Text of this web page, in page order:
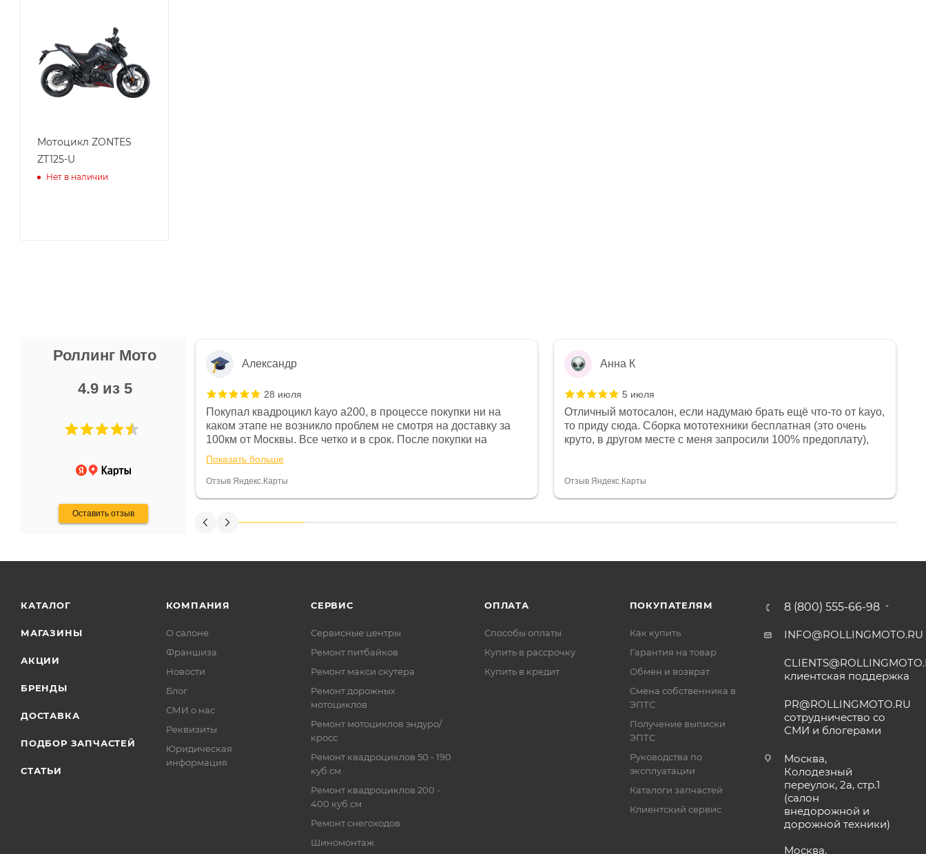
Мотоцикл ZONTES
ZT125-U
Нет в наличии
Роллинг Мото
4.9 из 5
Оставить отзыв
Не понравились условия
и дают только на год)
Александр
28 июля
Покупал квадроцикл kayo a200, в процессе покупки ни на
каком этапе не возникло проблем не смотря на доставку за
100км от Москвы. Все четко и в срок. После покупки на
спидометре всегда был 0, при этом представители магазина
постоянно были на связи и в итоге проблема была решена.
Считаю, что это говорит о небезразличии к клиенту после
Показать больше
Отзыв Яндекс.Карты
Анна К
5 июля
Отличный мотосалон, если надумаю брать ещё что-то от kayo,
то приду сюда. Сборка мототехники бесплатная (это очень
круто, в другом месте с меня запросили 100% предоплату),
спасибо отдельное, всегда на связи, очень детально всё
Отзыв Яндекс.Карты
КАТАЛОГ
МАГАЗИНЫ
АКЦИИ
БРЕНДЫ
ДОСТАВКА
ПОДБОР ЗАПЧАСТЕЙ
СТАТЬИ
КОМПАНИЯ
О салоне
Франшиза
Новости
Блог
СМИ о нас
Реквизиты
Юридическая
информация
СЕРВИС
Сервисные центры
Ремонт питбайков
Ремонт макси скутера
Ремонт дорожных
мотоциклов
Ремонт мотоциклов эндуро/
кросс
Ремонт квадроциклов 50 - 190
куб.см
Ремонт квадроциклов 200 -
400 куб.см
Ремонт снегоходов
Шиномонтаж
ОПЛАТА
Способы оплаты
Купить в рассрочку
Купить в кредит
ПОКУПАТЕЛЯМ
Как купить
Гарантия на товар
Обмен и возврат
Смена собственника в
ЭПТС
Получение выписки
ЭПТС
Руководства по
эксплуатации
Каталоги запчастей
Клиентский сервис
8 (800) 555-66-98
INFO@ROLLINGMOTO.RU
клиентская поддержка
PR@ROLLINGMOTO.RU
сотрудничество со
СМИ и блогерами
Москва,
Колодезный
переулок, 2а, стр.1
(салон
внедорожной и
дорожной техники)
Москва,